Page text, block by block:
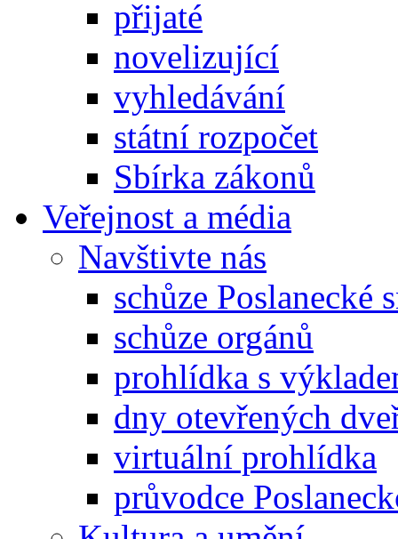
přijaté
novelizující
vyhledávání
státní rozpočet
Sbírka zákonů
Veřejnost a média
Navštivte nás
schůze Poslanecké
schůze orgánů
prohlídka s
dny otevřených
virtuální prohlídka
průvodce